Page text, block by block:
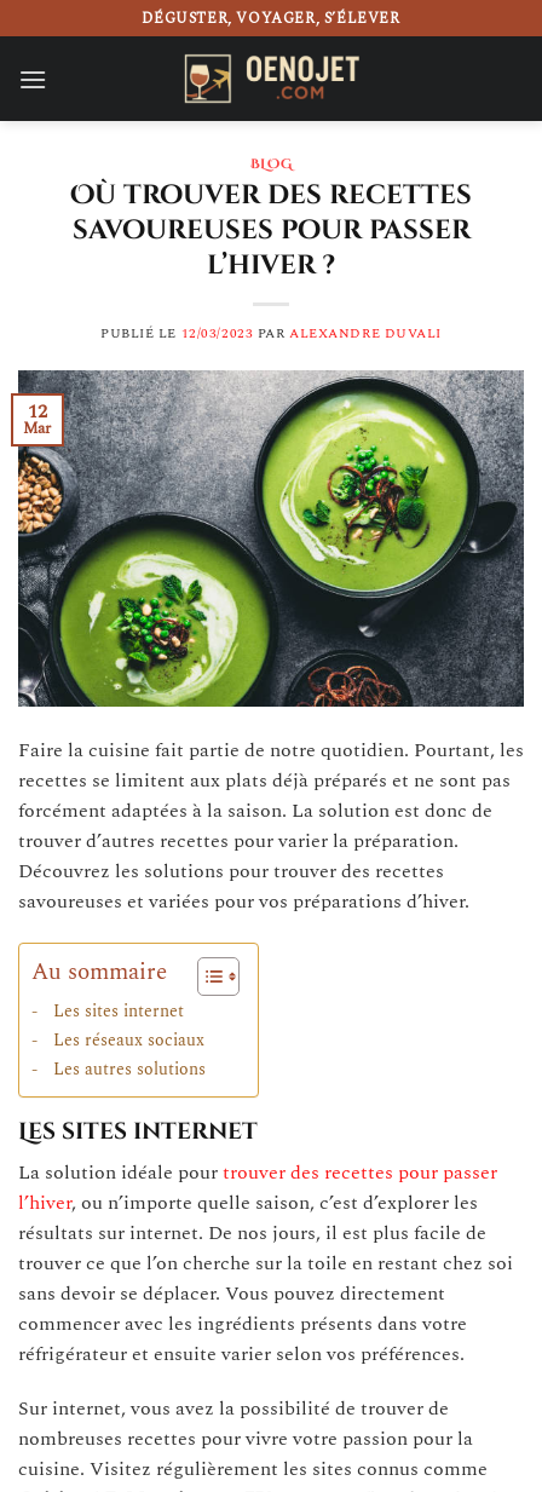
au
contenu
DÉGUSTER, VOYAGER, S’ÉLEVER
BLOG
Où trouver des recettes
savoureuses pour passer
l’hiver ?
PUBLIÉ LE 12/03/2023 PARALEXANDRE DUVALI
12
Mar
Faire la cuisine fait partie de notre quotidien. Pourtant, les
recettes se limitent aux plats déjà préparés et ne sont pas
forcément adaptées à la saison. La solution est donc de
trouver d’autres recettes pour varier la préparation.
Découvrez les solutions pour trouver des recettes
savoureuses et variées pour vos préparations d’hiver.
Au sommaire
Les sites internet
Les réseaux sociaux
Les autres solutions
Les sites internet
La solution idéale pourtrouver des recettes pour passer
l’hiver, ou n’importe quelle saison, c’est d’explorer les
résultats sur internet. De nos jours, il est plus facile de
trouver ce que l’on cherche sur la toile en restant chez soi
sans devoir se déplacer. Vous pouvez directement
commencer avec les ingrédients présents dans votre
réfrigérateur et ensuite varier selon vos préférences.
Sur internet, vous avez la possibilité de trouver de
nombreuses recettes pour vivre votre passion pour la
cuisine. Visitez régulièrement les sites connus comme